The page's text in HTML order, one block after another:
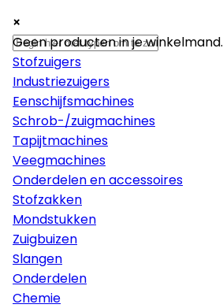
×
Machines
Stofzuigers
Industriezuigers
Eenschijfsmachines
Schrob-/zuigmachines
Tapijtmachines
Veegmachines
Onderdelen en accessoires
Stofzakken
Mondstukken
Zuigbuizen
Slangen
Onderdelen
Chemie
×
×
Geen producten in je winkelmand.